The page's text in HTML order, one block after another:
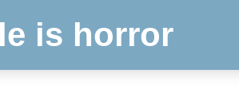
is horror